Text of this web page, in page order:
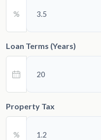
%
Loan Terms (Years)
Property Tax
%